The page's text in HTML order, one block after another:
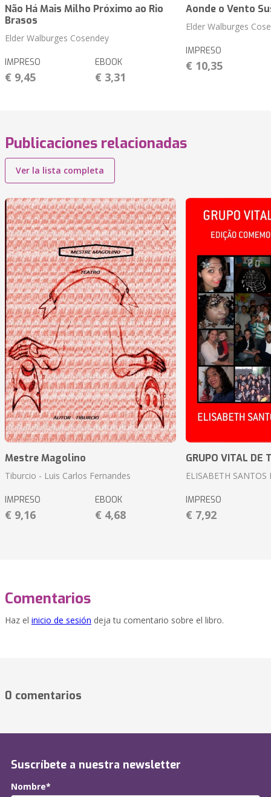
Não Há Mais Milho Próximo ao Rio
Brasos
Elder Walburges Cosendey
IMPRESO
€ 9,45
EBOOK
€ 3,31
Aonde o Vento
Elder Walburges
IMPRESO
€ 10,35
Publicaciones relacionadas
Ver la lista completa
Mestre Magolino
Tiburcio - Luis Carlos Fernandes
IMPRESO
€ 9,16
EBOOK
€ 4,68
GRUPO VITAL DE
ELISABETH SANTOS
IMPRESO
€ 7,92
Comentarios
Haz el inicio de sesión deja tu comentario sobre el libro.
0 comentarios
Suscríbete a nuestra newsletter
Nombre*